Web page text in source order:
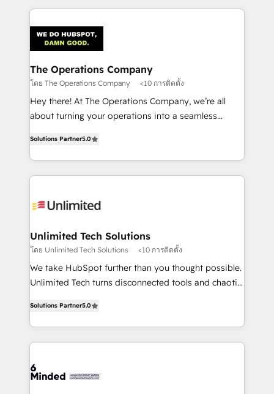
smarter marketing, sales, and customer success
Iberia (Spain & Portugal), we combine human insight
with intelligent automation to drive sustainable
growth. Our multidisciplinary team designs solutions
that simplify complexity, boost performance, and
turn innovation into real impact. 🌍 Highlights •
HubSpot Partner since 2012 • 2022 EMEA Impact
projects • Clients in 30+ industries • Proprietary
technology for integrations • Multilingual team:
The Operations Company
โดย The Operations Company <10 การติดตั้ง
Hey there! At The Operations Company, we’re all
about turning your operations into a seamless
transforming complex systems into efficient,
scalable solutions that work across your entire
organization. We’re a unique blend of deep HubSpot
operational know-how. We know that no two
solutions. Instead, we dive in to understand your
needs, goals, and challenges to deliver solutions that
fit like a glove. We’re committed to being both
highly effective and fun to work with. We believe in
relationships. Your success is our success, and we’re
all in this together! From startup to enterprise, we’ll
what matters most: growing your business and
wowing your customers. Let’s make HubSpot work
Solutions Partner5.0
Unlimited Tech Solutions
โดย Unlimited Tech Solutions <10 การติดตั้ง
We take HubSpot further than you thought possible.
Unlimited Tech turns disconnected tools and chaotic
engine. We combine RevOps strategy with deep
technical execution to help teams scale faster—with
cleaner data, smarter automation, and more
Implementation & Migration · Native & Custom
Solutions Partner5.0